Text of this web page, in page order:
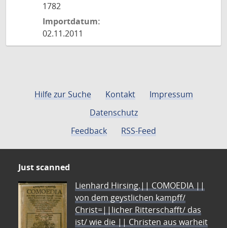
1782
Importdatum:
02.11.2011
Hilfe zur Suche Kontakt
Impressum
Datenschutz
Feedback
RSS-Feed
Just scanned
Lienhard Hirsing.|| COMOEDIA ||
von dem geystlichen kampff/
Christ=||licher Ritterschafft/ das
ist/ wie die || Christen aus warheit